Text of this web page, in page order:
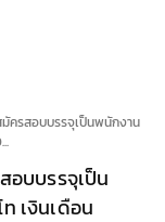
ครสอบบรรจุเป็นพนักงาน
บบรรจุเป็น
เงินเดือน